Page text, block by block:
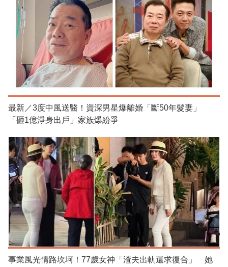
最新／3度中風送醫！資深男星爆離婚「斷50年髮妻」
「砸1億淨身出戶」家族爆紛爭
事業風光情路坎坷！77歲女神「渣夫出軌還求復合」 她